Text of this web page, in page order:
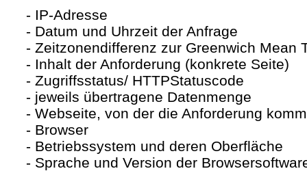
- IP-Adresse
- Datum und Uhrzeit der Anfrage
- Zeitzonendifferenz zur Greenwich Mean
- Inhalt der Anforderung (konkrete Seite)
- Zugriffsstatus/ HTTPStatuscode
- jeweils übertragene Datenmenge
- Webseite, von der die Anforderung
- Browser
- Betriebssystem und deren Oberfläche
- Sprache und Version der